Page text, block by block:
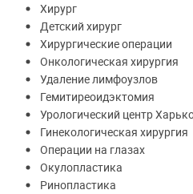
Хирург
Детский хирург
Хирургические операции
Онкологическая хирургия
Удаление лимфоузлов
Гемитиреоидэктомия
Урологический центр
Гинекологическая хирургия
Операции на глазах
Окулопластика
Ринопластика